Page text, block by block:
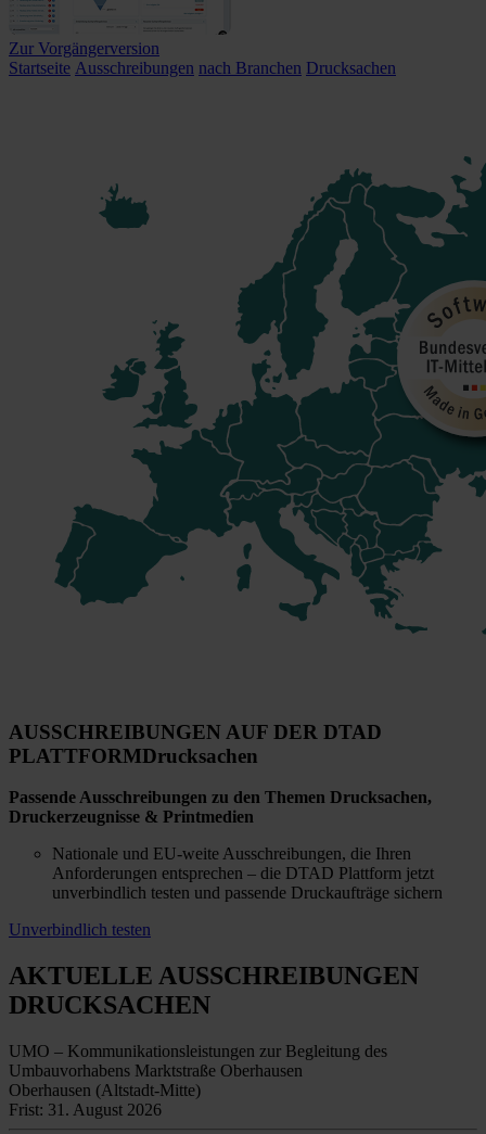
Zur Vorgängerversion
Startseite Ausschreibungen nach Branchen Drucksachen
AUSSCHREIBUNGEN AUF DER DTAD
PLATTFORMDrucksachen
Passende Ausschreibungen zu den Themen Drucksachen,
Druckerzeugnisse & Printmedien
Nationale und EU-weite Ausschreibungen, die Ihren
Anforderungen entsprechen – die DTAD Plattform jetzt
unverbindlich testen und passende Druckaufträge sichern
Unverbindlich testen
AKTUELLE AUSSCHREIBUNGEN
DRUCKSACHEN
UMO – Kommunikationsleistungen zur Begleitung des
Umbauvorhabens Marktstraße Oberhausen
Oberhausen (Altstadt-Mitte)
Frist: 31. August 2026